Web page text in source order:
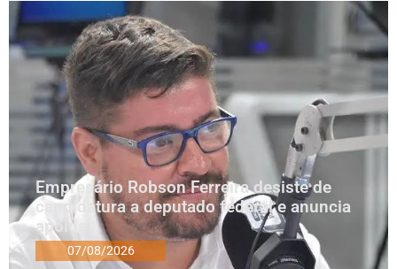
Empresário Robson Ferreira desiste de
candidatura a deputado federal e anuncia
apoios
07/08/2026